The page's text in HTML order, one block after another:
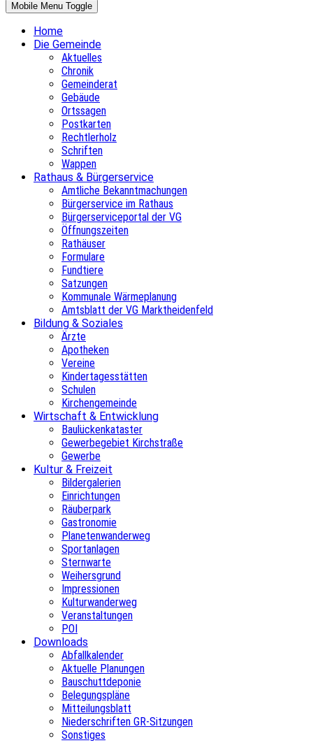
Mobile Menu Toggle
Home
Die Gemeinde
Aktuelles
Chronik
Gemeinderat
Gebäude
Ortssagen
Postkarten
Rechtlerholz
Schriften
Wappen
Rathaus & Bürgerservice
Amtliche Bekanntmachungen
Bürgerservice im Rathaus
Bürgerserviceportal der VG
Öffnungszeiten
Rathäuser
Formulare
Fundtiere
Satzungen
Kommunale Wärmeplanung
Amtsblatt der VG Marktheidenfeld
Bildung & Soziales
Ärzte
Apotheken
Vereine
Kindertagesstätten
Schulen
Kirchengemeinde
Wirtschaft & Entwicklung
Baulückenkataster
Gewerbegebiet Kirchstraße
Gewerbe
Kultur & Freizeit
Bildergalerien
Einrichtungen
Räuberpark
Gastronomie
Planetenwanderweg
Sportanlagen
Sternwarte
Weihersgrund
Impressionen
Kulturwanderweg
Veranstaltungen
POI
Downloads
Abfallkalender
Aktuelle Planungen
Bauschuttdeponie
Belegungspläne
Mitteilungsblatt
Niederschriften GR-Sitzungen
Sonstiges